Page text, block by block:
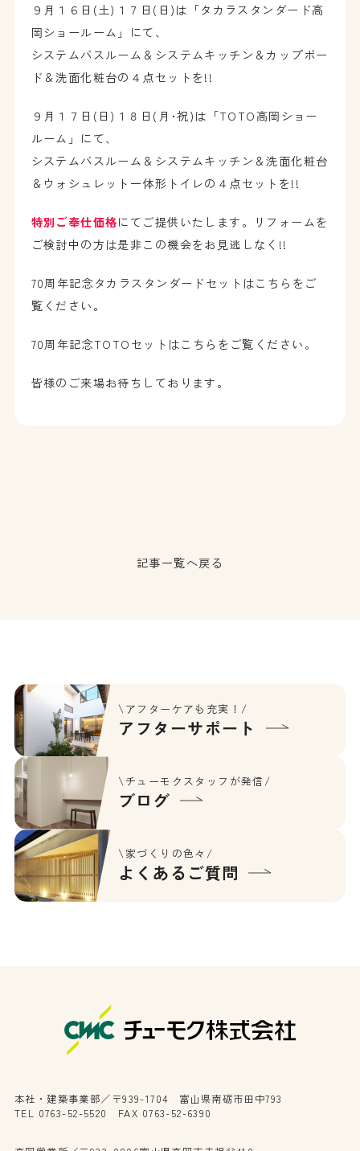
９月１６日(土)１７日(日)は「タカラスタンダード高
岡ショールーム」にて、
システムバスルーム＆システムキッチン＆カップボー
ド＆洗面化粧台の４点セットを!!
９月１７日(日)１８日(月･祝)は「TOTO高岡ショー
ルーム」にて、
システムバスルーム＆システムキッチン＆洗面化粧台
＆ウォシュレット一体形トイレの４点セットを!!
特別ご奉仕価格にてご提供いたします。リフォームを
ご検討中の方は是非この機会をお見逃しなく!!
70周年記念タカラスタンダードセットはこちらをご
覧ください。
70周年記念TOTOセットはこちらをご覧ください。
皆様のご来場お待ちしております。
記事一覧へ戻る
\アフターケアも充実！/
アフターサポート
\チューモクスタッフが発信/
ブログ
\家づくりの色々/
よくあるご質問
本社・建築事業部／〒939-1704 富山県南砺市田中793
TEL 0763-52-5520 FAX 0763-52-6390